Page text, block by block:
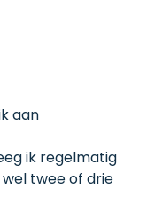
aan
ik regelmatig
twee of drie